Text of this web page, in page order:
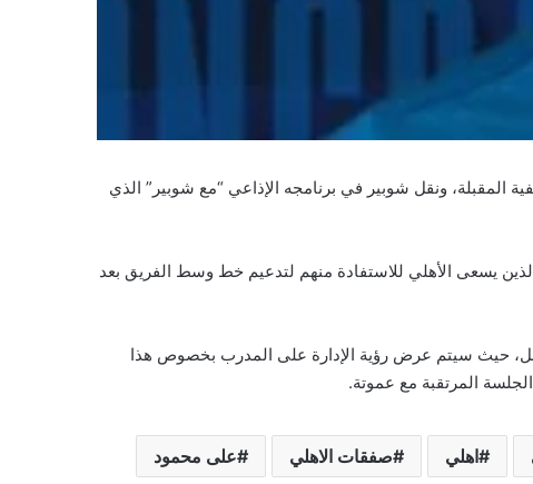
ونقل شوبير في برنامجه الإذاعي “مع شوبير” الذي
يسعى الأهلي للاستفادة منهم لتدعيم خط وسط الفريق بعد
حيث سيتم عرض رؤية الإدارة على المدرب بخصوص هذا
المرتقبة مع عموتة.
اهلي صفقات الاهلي على محمود